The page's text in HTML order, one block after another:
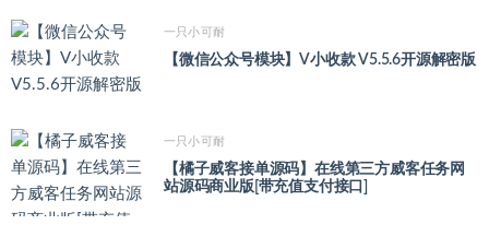
一只小可耐
【微信公众号模块】V小收款 V5.5.6开源解密版
一只小可耐
【橘子威客接单源码】在线第三方威客任务网
站源码商业版[带充值支付接口]